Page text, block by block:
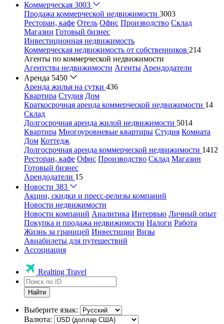
Коммерческая 3003
Продажа коммерческой недвижимости 3003
Ресторан, кафе Отель Офис Производство Склад
Магазин Готовый бизнес
Инвестиционная недвижимость
Коммерческая недвижимость от собственников 214
Агенты по коммерческой недвижимости
Агентства недвижимости Агенты Арендодатели
Аренда 5450
Аренда жилья на сутки 436
Квартира Студия Дом
Краткосрочная аренда коммерческой недвижимости 14
Склад
Долгосрочная аренда жилой недвижимости 5014
Квартира Многоуровневые квартиры Студия Комната
Дом Коттедж
Долгосрочная аренда коммерческой недвижимости 1412
Ресторан, кафе Офис Производство Склад Магазин
Готовый бизнес
Арендодатели 15
Новости 383
Акции, скидки и пресс-релизы компаний
Новости недвижимости
Новости компаний Аналитика Интервью Личный опыт
Покупка и продажа недвижимости Налоги Работа
Жизнь за границей Инвестиции Визы
Авиабилеты для путешествий
Ассоциация
Realting Travel
Найти
Выберите язык:
Валюта: